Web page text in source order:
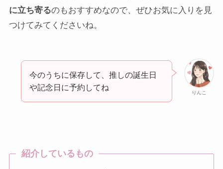
に立ち寄るのもおすすめなので、ぜひお気に入りを見
つけてみてくださいね。
りんこ
今のうちに保存して、推しの誕生日
や記念日に予約してね
紹介しているもの